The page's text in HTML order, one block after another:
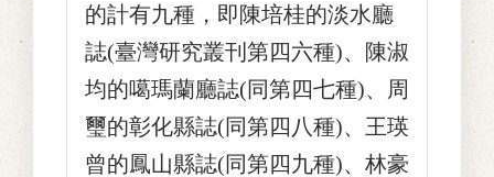
的計有九種，即陳培桂的淡水廳
誌(臺灣研究叢刊第四六種)、陳淑
均的噶瑪蘭廳誌(同第四七種)、周
璽的彰化縣誌(同第四八種)、王瑛
曾的鳳山縣誌(同第四九種)、林豪